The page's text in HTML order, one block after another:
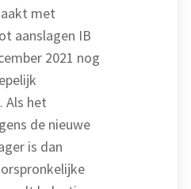
met
aanslagen IB
2021 nog
Als het
de nieuwe
is dan